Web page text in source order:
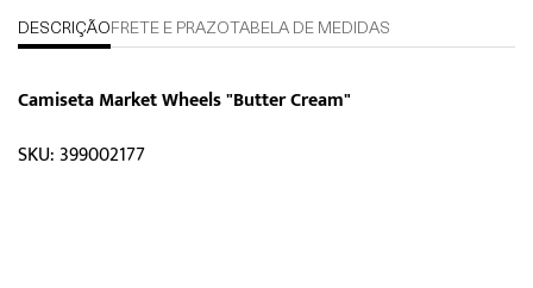
DESCRIÇÃO FRETE E PRAZOTABELA DE MEDIDAS
Camiseta Market Wheels "Butter Cream"
SKU: 399002177